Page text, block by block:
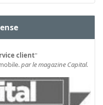
client"
par le magazine Capital.